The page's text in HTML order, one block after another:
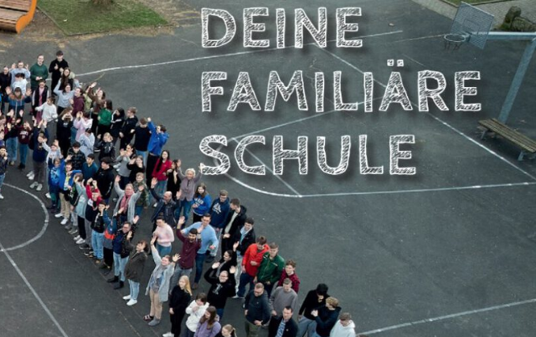
MARIENBERGSCHULE
NORDSTEMMEN
Oberschule –
Offene
Ganztagsschule